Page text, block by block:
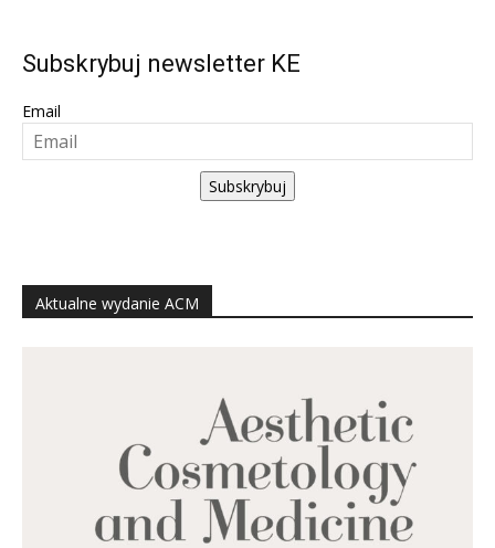
Subskrybuj newsletter KE
Email
Subskrybuj
Aktualne wydanie ACM